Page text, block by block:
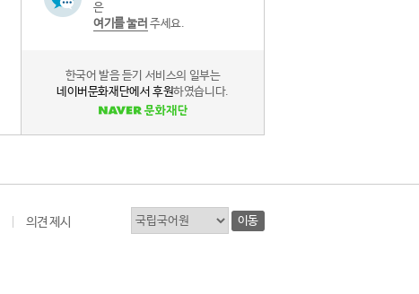
은
여기를 눌러 주세요.
한국어 발음 듣기 서비스의 일부는
네이버문화재단에서 후원하였습니다.
의견 제시 이동